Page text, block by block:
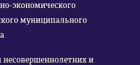
экономического
муниципального
и